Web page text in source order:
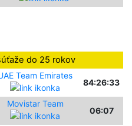
do 25 rokov
Team Emirates
84:26:33
Movistar Team
06:07